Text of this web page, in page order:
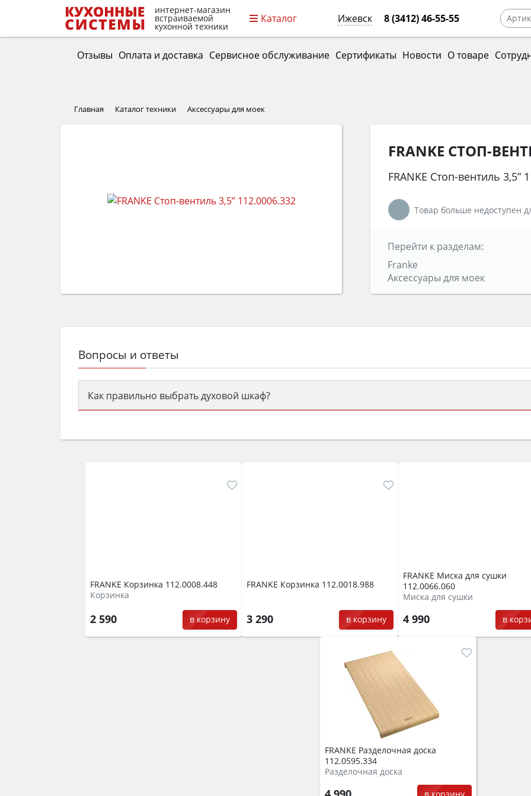
интернет-магазин
встраиваемой
кухонной техники
Каталог Ижевск 8 (3412) 46-55-55
Отзывы Оплата и доставка Сервисное обслуживание Сертификаты Новости О товаре
Главная Каталог техники Аксессуары для моек
FRANKE СТОП-
FRANKE Стоп-вентиль 3,5”
Товар больше недоступен
Перейти к разделам:
Franke
Аксессуары для моек
Вопросы и ответы
Как правильно выбрать духовой шкаф?
семьи, класс энергопотребления не ниже A и нужные функции (конвекция, гриль,
FRANKE Корзинка 112.0008.448
Корзинка
2 590 в корзину
FRANKE Корзинка 112.0018.988
3 290 в корзину
FRANKE Миска для сушки
112.0066.060
Миска для сушки
4 990 в
FRANKE Разделочная доска
112.0595.334
Разделочная доска